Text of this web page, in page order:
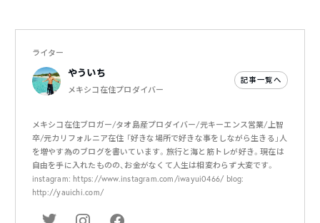
ライター
やういち
メキシコ在住プロダイバー
記事一覧へ
メキシコ在住ブロガー/タオ島産プロダイバー/元キーエンス営業/上智
卒/元カリフォルニア在住 「好きな場所で好きな事をしながら生きる」人
を増やす為のブログを書いています。旅行と海と筋トレが好き。現在は
自由を手に入れたものの、お金がなくて人生は相変わらず大変です。
instagram: https://www.instagram.com/iwayui0466/ blog:
http://yauichi.com/